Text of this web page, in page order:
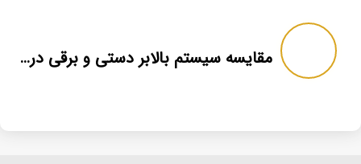
مقایسه سیستم بالابر دستی و برقی در برج پرچم